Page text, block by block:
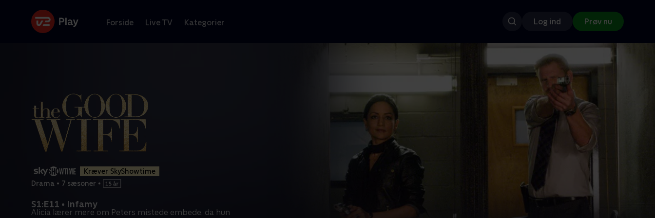
Forside Live TV Kategorier Log ind Prøv nu
Kræver SkyShowtime
Drama • 7 sæsoner •
S1:E11 • Infamy
Alicia lærer mere om Peters mistede embede, da hun